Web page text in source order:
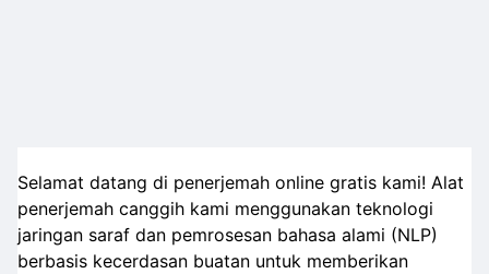
Selamat datang di penerjemah online gratis kami! Alat
penerjemah canggih kami menggunakan teknologi
jaringan saraf dan pemrosesan bahasa alami (NLP)
berbasis kecerdasan buatan untuk memberikan